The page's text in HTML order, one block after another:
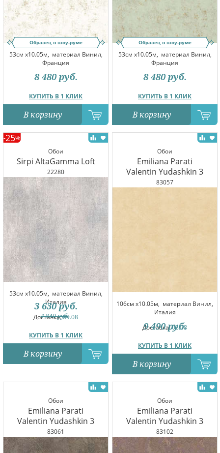
Образец в шоу-руме
53см x10.05м, материал Винил,
Франция
КУПИТЬ В 1 КЛИК
8 480 руб.
В корзину
Образец в шоу-руме
53см x10.05м, материал Винил,
Франция
КУПИТЬ В 1 КЛИК
8 480 руб.
В корзину
Обои
Sirpi AltaGamma Loft
22280
-25%
53см x10.05м, материал Винил,
Италия
Доставка:09.08
КУПИТЬ В 1 КЛИК
4 840руб.
3 630 руб.
В корзину
Обои
Emiliana Parati
Valentin Yudashkin 3
83057
106см x10.05м, материал Винил,
Италия
Доставка:08.08
КУПИТЬ В 1 КЛИК
9 490 руб.
В корзину
Обои
Emiliana Parati
Valentin Yudashkin 3
83061
Обои
Emiliana Parati
Valentin Yudashkin 3
83102